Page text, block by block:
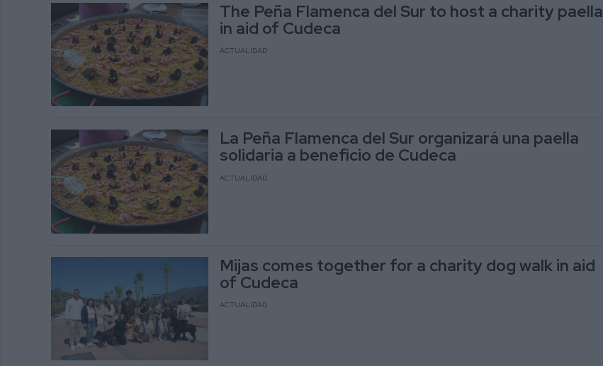
The Peña Flamenca del Sur to host a charity paella
in aid of Cudeca
ACTUALIDAD
La Peña Flamenca del Sur organizará una paella
solidaria a beneficio de Cudeca
ACTUALIDAD
Mijas comes together for a charity dog walk in aid
of Cudeca
ACTUALIDAD